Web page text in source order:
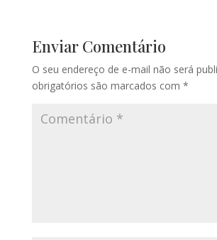
Enviar Comentário
O seu endereço de e-mail não será
obrigatórios são marcados com *